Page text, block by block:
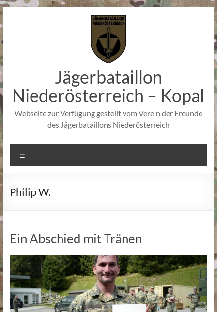
Zum
springen
Jägerbataillon
Niederösterreich – Kopal
Webseite zur Verfügung gestellt vom Verein der Freunde
des Jägerbataillons Niederösterreich
Philip W.
Ein Abschied mit Tränen